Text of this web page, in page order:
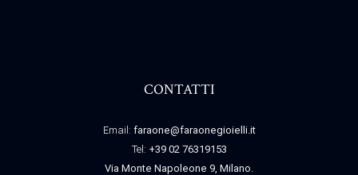
CONTATTI
Email: faraone@faraonegioielli.it
Tel: +39 02 76319153
Via Monte Napoleone 9, Milano.